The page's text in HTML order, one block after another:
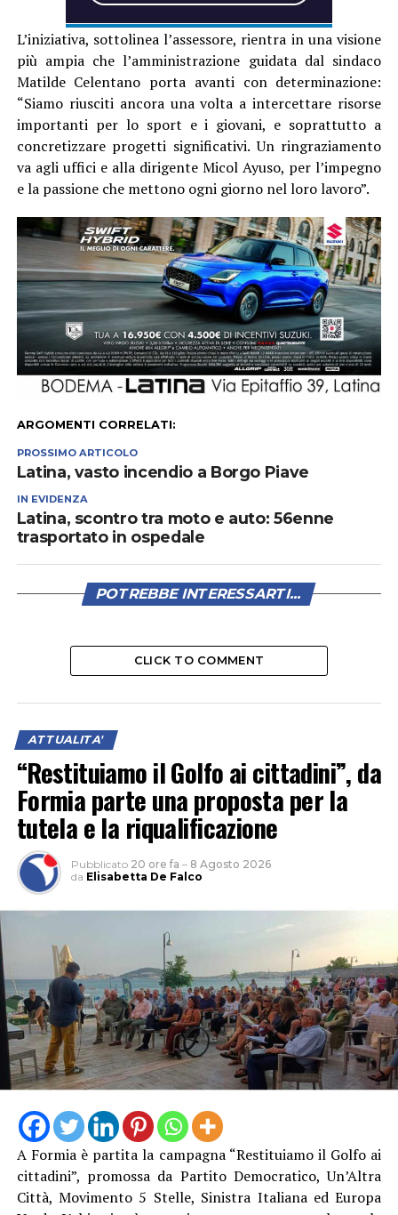
L’iniziativa, sottolinea l’assessore, rientra in una visione
più ampia che l’amministrazione guidata dal sindaco
Matilde Celentano porta avanti con determinazione:
“Siamo riusciti ancora una volta a intercettare risorse
importanti per lo sport e i giovani, e soprattutto a
concretizzare progetti significativi. Un ringraziamento
va agli uffici e alla dirigente Micol Ayuso, per l’impegno
e la passione che mettono ogni giorno nel loro lavoro”.
ARGOMENTI CORRELATI:
PROSSIMO ARTICOLO
Latina, vasto incendio a Borgo Piave
IN EVIDENZA
Latina, scontro tra moto e auto: 56enne
trasportato in ospedale
POTREBBE INTERESSARTI...
CLICK TO COMMENT
ATTUALITA'
“Restituiamo il Golfo ai cittadini”, da
Formia parte una proposta per la
tutela e la riqualificazione
Pubblicato 20 ore fa – 8 Agosto 2026
da Elisabetta De Falco
A Formia è partita la campagna “Restituiamo il Golfo ai
cittadini”, promossa da Partito Democratico, Un’Altra
Città, Movimento 5 Stelle, Sinistra Italiana ed Europa